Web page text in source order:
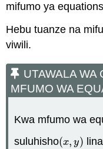
mifumo ya
Hebu tuanze na
viwili.
UTAWALA WA
MFUMO WA
Kwa mfumo wa
suluhisho(x, y)
(x,y)